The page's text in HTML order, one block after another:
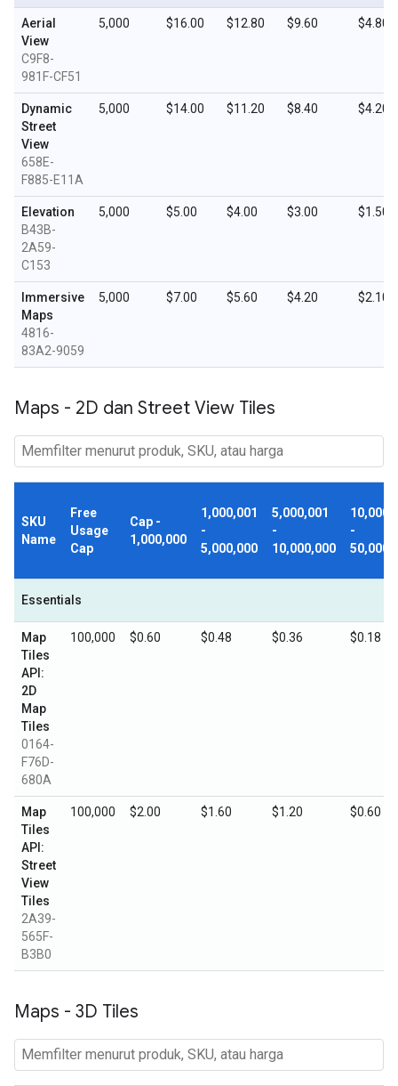
Aerial
View
C9F8-
981F-CF51
5,000 $16.00 $12.80 $9.60 $4.80
Dynamic
Street
View
658E-
F885-E11A
5,000 $14.00 $11.20 $8.40 $4.20
Elevation
B43B-
2A59-
C153
5,000 $5.00 $4.00 $3.00 $1.50
Immersive
Maps
4816-
83A2-9059
5,000 $7.00 $5.60 $4.20 $2.10
Maps - 2D dan Street View Tiles
SKU
Name
Free
Usage
Cap
Cap -
1,000,000
1,000,001
-
5,000,000
5,000,001
-
10,000,000
-
Essentials
Map
Tiles
API:
2D
Map
Tiles
0164-
F76D-
680A
100,000 $0.60 $0.48 $0.36 $0.18
Map
Tiles
API:
Street
View
Tiles
2A39-
565F-
B3B0
100,000 $2.00 $1.60 $1.20 $0.60
Maps - 3D Tiles